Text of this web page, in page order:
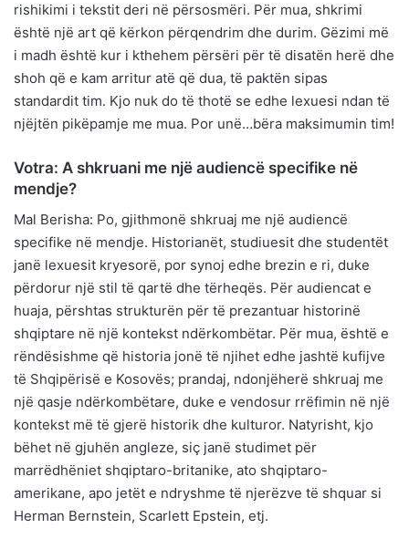
rishikimi i tekstit deri në përsosmëri. Për mua, shkrimi
është një art që kërkon përqendrim dhe durim. Gëzimi më
i madh është kur i kthehem përsëri për të disatën herë dhe
shoh që e kam arritur atë që dua, të paktën sipas
standardit tim. Kjo nuk do të thotë se edhe lexuesi ndan të
njëjtën pikëpamje me mua. Por unë…bëra maksimumin tim!
Votra: A shkruani me një audiencë specifike në
mendje?
Mal Berisha: Po, gjithmonë shkruaj me një audiencë
specifike në mendje. Historianët, studiuesit dhe studentët
janë lexuesit kryesorë, por synoj edhe brezin e ri, duke
përdorur një stil të qartë dhe tërheqës. Për audiencat e
huaja, përshtas strukturën për të prezantuar historinë
shqiptare në një kontekst ndërkombëtar. Për mua, është e
rëndësishme që historia jonë të njihet edhe jashtë kufijve
të Shqipërisë e Kosovës; prandaj, ndonjëherë shkruaj me
një qasje ndërkombëtare, duke e vendosur rrëfimin në një
kontekst më të gjerë historik dhe kulturor. Natyrisht, kjo
bëhet në gjuhën angleze, siç janë studimet për
marrëdhëniet shqiptaro-britanike, ato shqiptaro-
amerikane, apo jetët e ndryshme të njerëzve të shquar si
Herman Bernstein, Scarlett Epstein, etj.